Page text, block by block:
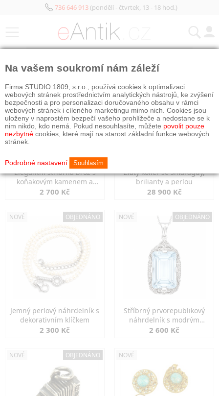
736 646 913(pondělí - čtvrtek, 13 - 18 hod.)
Elegantní stříbrná brož s
koňakovým kamenem a
markazity
2 700 Kč
Zlatý kolier se smaragdy,
brilianty a perlou
28 900 Kč
NOVÉ OBJEDNÁNO
Jemný perlový náhrdelník s
dekorativním klíčkem
2 300 Kč
NOVÉ OBJEDNÁNO
Stříbrný prvorepublikový
náhrdelník s modrým
spinelem
2 600 Kč
NOVÉ OBJEDNÁNO NOVÉ
Na vašem soukromí nám záleží
Firma STUDIO 1809, s.r.o., používá cookies k optimalizaci
webových stránek prostřednictvím analytických nástrojů, ke zvýšení
bezpečnosti a pro personalizaci doručovaného obsahu v rámci
webových stránek i cíleného marketingu mimo nich. Cookies jsou
uloženy v naprostém bezpečí vašeho prohlížeče a nedostane se k
nim nikdo, kdo nemá. Pokud nesouhlasíte, můžete povolit pouze
nezbytné cookies, které mají na starost základní funkce webových
stránek.
Podrobné nastavení Souhlasím